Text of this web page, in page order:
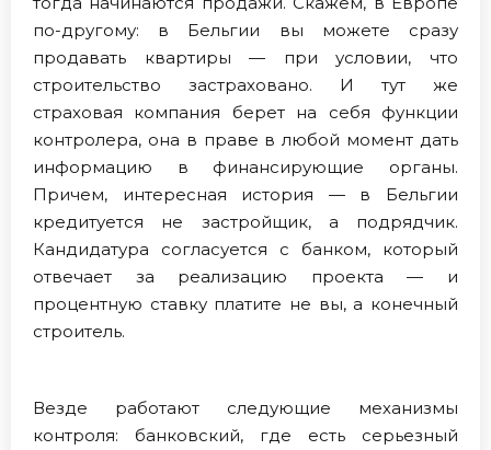
по-другому: в Бельгии вы можете сразу
продавать квартиры — при условии, что
строительство застраховано. И тут же
страховая компания берет на себя функции
контролера, она в праве в любой момент дать
информацию в финансирующие органы.
Причем, интересная история — в Бельгии
кредитуется не застройщик, а подрядчик.
Кандидатура согласуется с банком, который
отвечает за реализацию проекта — и
процентную ставку платите не вы, а конечный
строитель.
Везде работают следующие механизмы
контроля: банковский, где есть серьезный